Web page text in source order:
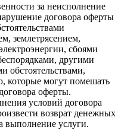
за неисполнение
договора оферты
землетрясением,
сбоями
другими
обстоятельствами,
которые могут помешать
оферты.
условий договора
возврат денежных
выполнение услуги.